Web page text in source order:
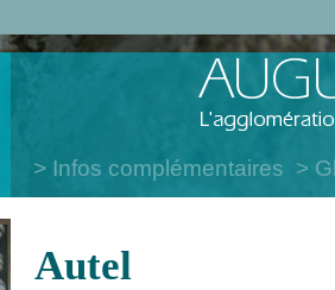
Infos complémentaires
Autel